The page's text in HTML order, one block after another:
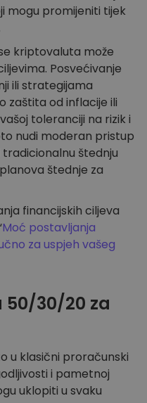
mogu promijeniti tijek
kriptovaluta može
Posvećivanje
ili strategijama
zaštita od inflacije ili
toleranciji na rizik i
nudi moderan pristup
štednju
štednje za
financijskih ciljeva
Moć postavljanja
za uspjeh vašeg
30/20 za
u klasični proračunski
i pametnoj
uklopiti u svaku